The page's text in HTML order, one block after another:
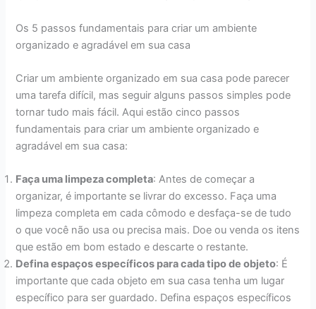
Os 5 passos fundamentais para criar um ambiente
organizado e agradável em sua casa
Criar um ambiente organizado em sua casa pode parecer
uma tarefa difícil, mas seguir alguns passos simples pode
tornar tudo mais fácil. Aqui estão cinco passos
fundamentais para criar um ambiente organizado e
agradável em sua casa:
Faça uma limpeza completa: Antes de começar a
organizar, é importante se livrar do excesso. Faça uma
limpeza completa em cada cômodo e desfaça-se de tudo
o que você não usa ou precisa mais. Doe ou venda os itens
que estão em bom estado e descarte o restante.
Defina espaços específicos para cada tipo de objeto: É
importante que cada objeto em sua casa tenha um lugar
específico para ser guardado. Defina espaços específicos